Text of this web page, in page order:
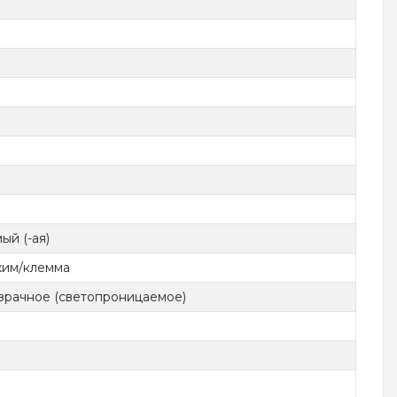
(-ая)
клемма
(светопроницаемое)